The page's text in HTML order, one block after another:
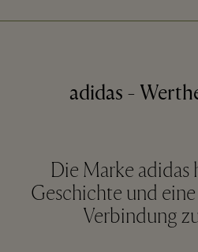
adidas -
Die Marke adidas
Geschichte und
Verbindung